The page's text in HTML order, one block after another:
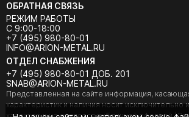
ОБРАТНАЯ СВЯЗЬ
РЕЖИМ РАБОТЫ
С 9:00-18:00
+7 (495) 980-80-01
INFO@ARION-METAL.RU
ОТДЕЛ СНАБЖЕНИЯ
+7 (495) 980-80-01 ДОБ. 201
SNAB@ARION-METAL.RU
Представленная на сайте информация,
характеристик и наличия носит